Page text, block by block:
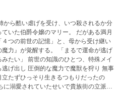
から酷い虐げを受け、いつ殺されるか分
いた伯爵令嬢のマリー。 だがある満月
つの前世の記憶」と、母から受け継い
醒する。 「まるで運命が逃げ
ひとつ、特殊メイ
げ出し 圧倒的な魔力で魔獣を狩り 無事
立たずひっそり生きるつもりだったの